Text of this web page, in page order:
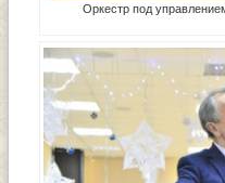
Оркестр под